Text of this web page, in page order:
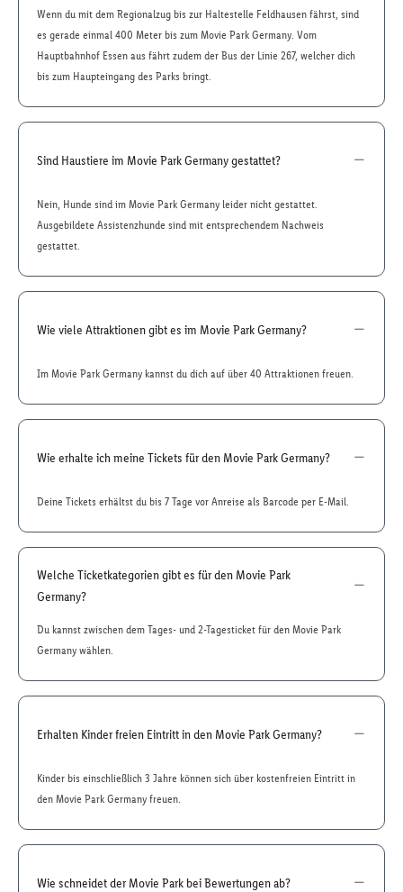
Wenn du mit dem Regionalzug bis zur Haltestelle Feldhausen fährst, sind
es gerade einmal 400 Meter bis zum Movie Park Germany. Vom
Hauptbahnhof Essen aus fährt zudem der Bus der Linie 267, welcher dich
bis zum Haupteingang des Parks bringt.
Sind Haustiere im Movie Park Germany gestattet?
Nein, Hunde sind im Movie Park Germany leider nicht gestattet.
Ausgebildete Assistenzhunde sind mit entsprechendem Nachweis
gestattet.
Wie viele Attraktionen gibt es im Movie Park Germany?
Im Movie Park Germany kannst du dich auf über 40 Attraktionen freuen.
Wie erhalte ich meine Tickets für den Movie Park Germany?
Deine Tickets erhältst du bis 7 Tage vor Anreise als Barcode per E-Mail.
Welche Ticketkategorien gibt es für den Movie Park
Germany?
Du kannst zwischen dem Tages- und 2-Tagesticket für den Movie Park
Germany wählen.
Erhalten Kinder freien Eintritt in den Movie Park Germany?
Kinder bis einschließlich 3 Jahre können sich über kostenfreien Eintritt in
den Movie Park Germany freuen.
Wie schneidet der Movie Park bei Bewertungen ab?